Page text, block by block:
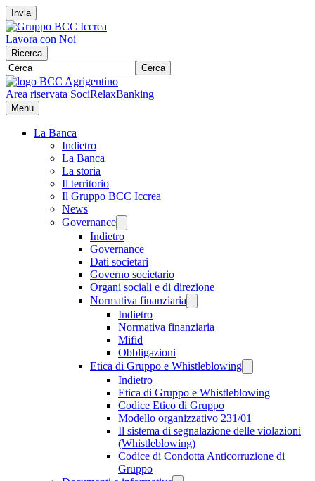
Invia
Lavora con Noi
Ricerca
Cerca
Area riservata SociRelaxBanking
Menu
La Banca
Indietro
La Banca
La storia
Il territorio
Il Gruppo BCC Iccrea
News
Governance
Indietro
Governance
Dati societari
Governo societario
Organi sociali e di direzione
Normativa finanziaria
Indietro
Normativa finanziaria
Mifid
Obbligazioni
Etica di Gruppo e Whistleblowing
Indietro
Etica di Gruppo e Whistleblowing
Codice Etico di Gruppo
Modello organizzativo 231/01
Il sistema di segnalazione delle violazioni
(Whistleblowing)
Codice di Condotta Anticorruzione di
Gruppo